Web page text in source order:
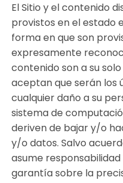
El Sitio y el contenido
provistos en el estado
forma en que son
expresamente
contenido son a su
aceptan que serán los
cualquier daño a su
sistema de
deriven de bajar y/o
y/o datos. Salvo
asume
garantía sobre la